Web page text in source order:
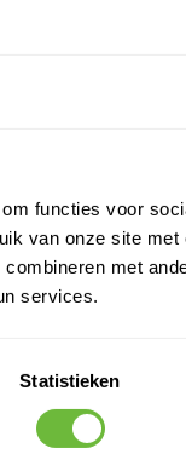
functies voor
van onze site
met
services.
Statistieken